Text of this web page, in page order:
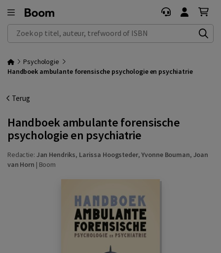
Zoek op titel, auteur, trefwoord of ISBN
Psychologie
Handboek ambulante forensische psychologie en psychiatrie
Terug
Handboek ambulante forensische
psychologie en psychiatrie
Redactie: Jan Hendriks, Larissa Hoogsteder,Yvonne Bouman, Joan
van Horn | Boom